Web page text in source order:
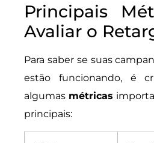
Principais
Avaliar o
Para saber se suas
estão funcionando, é
algumas métricas
principais: